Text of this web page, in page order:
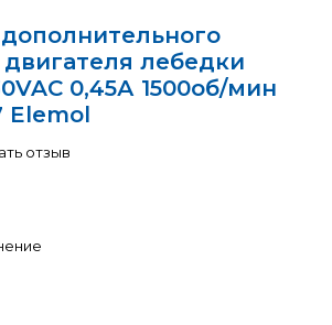
лебедки
0,45А 1500об/мин
Elemol
отзыв